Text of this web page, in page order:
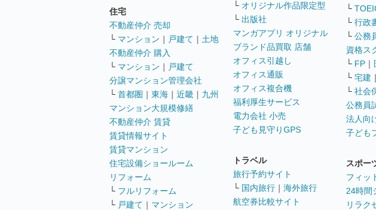
住宅
不動産仲介 売却
└ マンション ｜ 戸建て ｜ 土地
不動産仲介 購入
└ マンション ｜ 戸建て
分譲マンション管理会社
└ 首都圏 ｜ 東海 ｜ 近畿 ｜ 九州
マンション大規模修繕
不動産仲介 賃貸
賃貸情報サイト
賃貸マンション
住宅設備ショールーム
リフォーム
└ フルリフォーム
└ 戸建て ｜ マンション
└ オリジナル作品限定型
└ 出版社
マンガアプリ オリジナル
ブランド品買取 店舗
オフィス引越し
オフィス通販
オフィス複合機
福利厚生サービス
電力会社 小売
子ども見守りGPS
トラベル
旅行予約サイト
└ 国内旅行 ｜ 海外旅行
航空券比較サイト
└
└ 行政
└ 公務
資格ス
└ FP ｜
└ 宅建 ｜
└ 社会
公務員
法人向
子ども
スポー
フィッ
24時間
リラク